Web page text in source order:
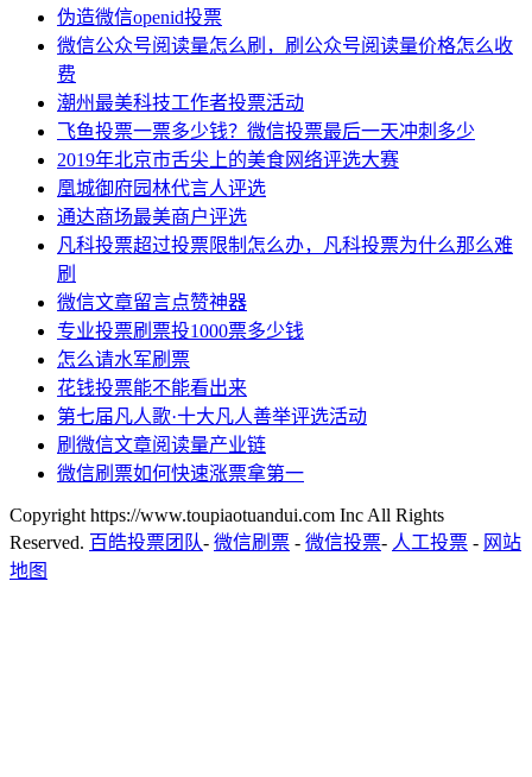
伪造微信openid投票
微信公众号阅读量怎么刷，刷公众号阅读量价格怎么收
费
潮州最美科技工作者投票活动
飞鱼投票一票多少钱？微信投票最后一天冲刺多少
2019年北京市舌尖上的美食网络评选大赛
凰城御府园林代言人评选
通达商场最美商户评选
凡科投票超过投票限制怎么办，凡科投票为什么那么难
刷
微信文章留言点赞神器
专业投票刷票投1000票多少钱
怎么请水军刷票
花钱投票能不能看出来
第七届凡人歌·十大凡人善举评选活动
刷微信文章阅读量产业链
微信刷票如何快速涨票拿第一
Copyright https://www.toupiaotuandui.com Inc All Rights
Reserved. 百皓投票团队- 微信刷票 - 微信投票- 人工投票 - 网站
地图